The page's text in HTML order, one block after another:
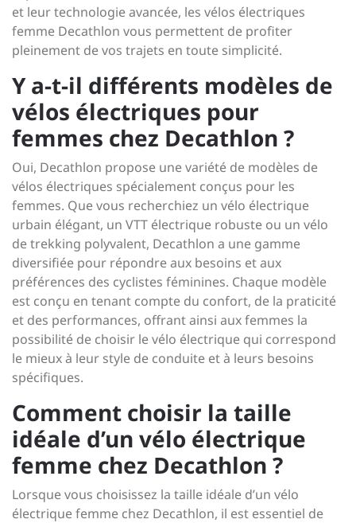
et leur technologie avancée, les vélos électriques
femme Decathlon vous permettent de profiter
pleinement de vos trajets en toute simplicité.
Y a-t-il différents modèles de
vélos électriques pour
femmes chez Decathlon ?
Oui, Decathlon propose une variété de modèles de
vélos électriques spécialement conçus pour les
femmes. Que vous recherchiez un vélo électrique
urbain élégant, un VTT électrique robuste ou un vélo
de trekking polyvalent, Decathlon a une gamme
diversifiée pour répondre aux besoins et aux
préférences des cyclistes féminines. Chaque modèle
est conçu en tenant compte du confort, de la praticité
et des performances, offrant ainsi aux femmes la
possibilité de choisir le vélo électrique qui correspond
le mieux à leur style de conduite et à leurs besoins
spécifiques.
Comment choisir la taille
idéale d’un vélo électrique
femme chez Decathlon ?
Lorsque vous choisissez la taille idéale d’un vélo
électrique femme chez Decathlon, il est essentiel de